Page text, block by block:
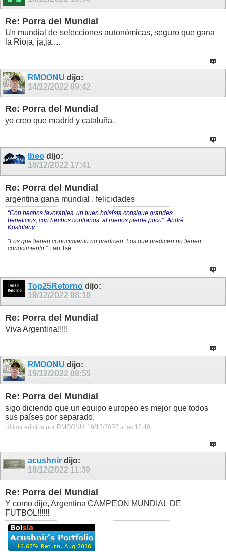
Re: Porra del Mundial
Un mundial de selecciones autonómicas, seguro que gana
la Rioja, ja,ja....
RMOONU dijo:
14/12/2022 09:42
Re: Porra del Mundial
yo creo que madrid y cataluña.
lbeo dijo:
18/12/2022 17:41
Re: Porra del Mundial
argentina gana mundial . felicidades
"Con hechos favorables, un buen bolsista consigue grandes
beneficios, con hechos contrarios, al menos pierde poco". André
Kostolany.
"Los que tienen conocimiento no predicen. Los que predicen no tienen
conocimiento."Lao Tsé
Top25Retorno dijo:
19/12/2022 08:10
Re: Porra del Mundial
Viva Argentina!!!!!
RMOONU dijo:
19/12/2022 08:55
Re: Porra del Mundial
sigo diciendo que un equipo europeo es mejor que todos
sus países por separado.
Última edición por RMOONU; 19/12/2022 a las 10:40
acushnir dijo:
19/12/2022 11:39
Re: Porra del Mundial
Y como dije, Argentina CAMPEON MUNDIAL DE
FUTBOL!!!!!!